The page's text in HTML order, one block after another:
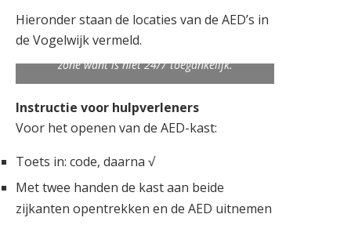
Hieronder staan de locaties van de AED’s in
de Vogelwijk vermeld.
NB: De AED in het squashcentrum Houtrust
maakt geen deel uit van de Vogelwijk 6-minuten
zone want is niet 24/7 toegankelijk.
Instructie voor hulpverleners
Voor het openen van de AED-kast:
Toets in: code, daarna √
Met twee handen de kast aan beide
zijkanten opentrekken en de AED uitnemen